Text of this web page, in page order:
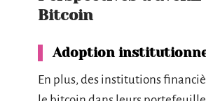
Bitcoin
Adoption
En plus, des institutions